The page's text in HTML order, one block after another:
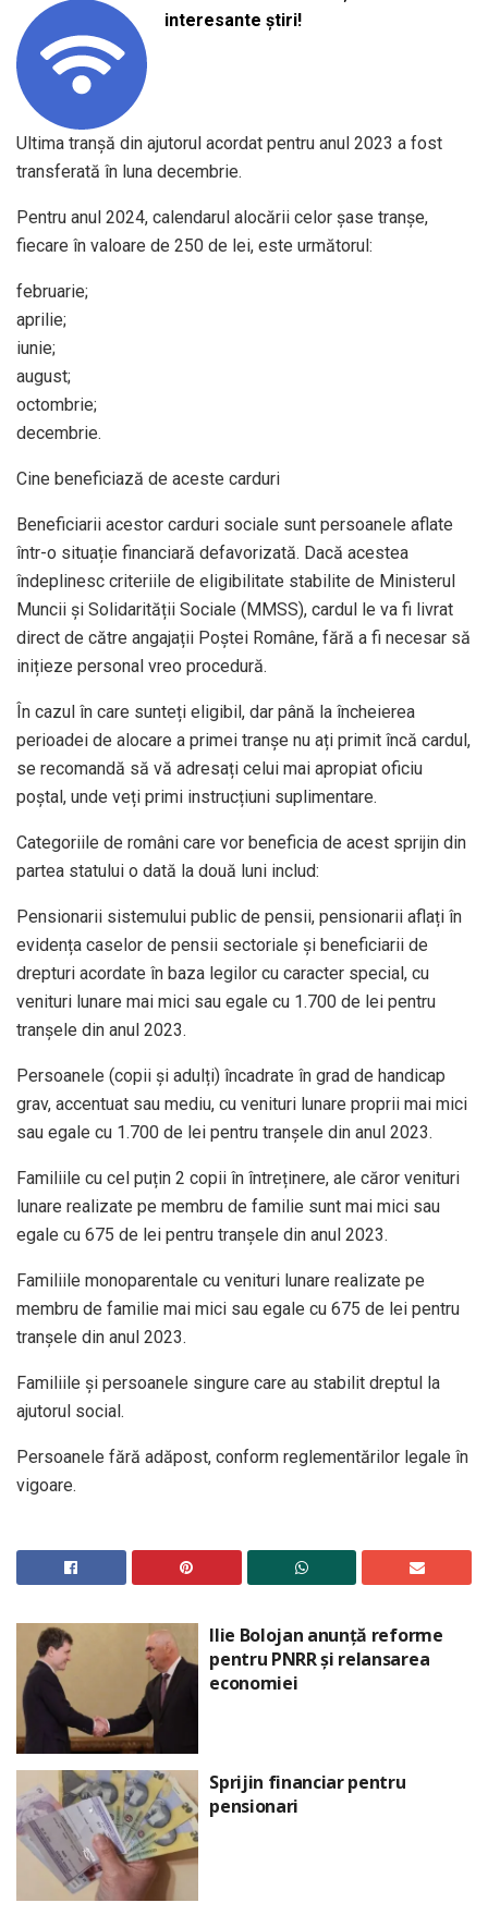
interesante știri!
Ultima tranșă din ajutorul acordat pentru anul 2023 a fost
transferată în luna decembrie.
Pentru anul 2024, calendarul alocării celor șase tranșe,
fiecare în valoare de 250 de lei, este următorul:
februarie;
aprilie;
iunie;
august;
octombrie;
decembrie.
Cine beneficiază de aceste carduri
Beneficiarii acestor carduri sociale sunt persoanele aflate
într-o situație financiară defavorizată. Dacă acestea
îndeplinesc criteriile de eligibilitate stabilite de Ministerul
Muncii și Solidarității Sociale (MMSS), cardul le va fi livrat
direct de către angajații Poștei Române, fără a fi necesar să
inițieze personal vreo procedură.
În cazul în care sunteți eligibil, dar până la încheierea
perioadei de alocare a primei tranșe nu ați primit încă cardul,
se recomandă să vă adresați celui mai apropiat oficiu
poștal, unde veți primi instrucțiuni suplimentare.
Categoriile de români care vor beneficia de acest sprijin din
partea statului o dată la două luni includ:
Pensionarii sistemului public de pensii, pensionarii aflați în
evidența caselor de pensii sectoriale și beneficiarii de
drepturi acordate în baza legilor cu caracter special, cu
venituri lunare mai mici sau egale cu 1.700 de lei pentru
tranșele din anul 2023.
Persoanele (copii și adulți) încadrate în grad de handicap
grav, accentuat sau mediu, cu venituri lunare proprii mai mici
sau egale cu 1.700 de lei pentru tranșele din anul 2023.
Familiile cu cel puțin 2 copii în întreținere, ale căror venituri
lunare realizate pe membru de familie sunt mai mici sau
egale cu 675 de lei pentru tranșele din anul 2023.
Familiile monoparentale cu venituri lunare realizate pe
membru de familie mai mici sau egale cu 675 de lei pentru
tranșele din anul 2023.
Familiile și persoanele singure care au stabilit dreptul la
ajutorul social.
Persoanele fără adăpost, conform reglementărilor legale în
vigoare.
Ilie Bolojan anunță reforme
pentru PNRR și relansarea
economiei
Sprijin financiar pentru
pensionari